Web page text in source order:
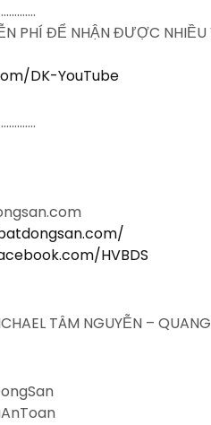
PHÍ ĐỂ NHẬN ĐƯỢC
DK-YouTube
HVBDS
TÂM NGUYỄN –